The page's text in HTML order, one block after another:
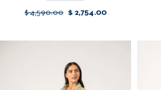
$ 4,590.00 $ 2,754.00